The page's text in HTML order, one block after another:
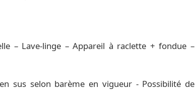
– Lave-linge – Appareil à raclette + fondue –
sus selon barème en vigueur - Possibilité de